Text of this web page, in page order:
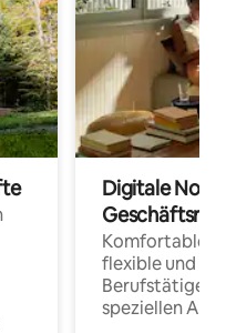
Digitale
Komfortable
flexible und
Berufstätige
speziellen